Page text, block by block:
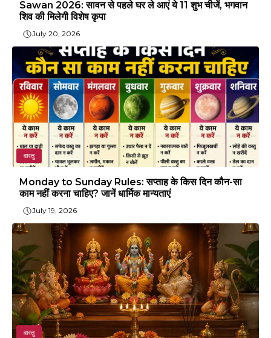
Sawan 2026: सावन से पहले घर ले आएं ये 11 शुभ चीजें, भगवान
शिव की मिलेगी विशेष कृपा
July 20, 2026
वास्तु
Monday to Sunday Rules: सप्ताह के किस दिन कौन-सा
काम नहीं करना चाहिए? जानें धार्मिक मान्यताएं
July 19, 2026
वास्तु